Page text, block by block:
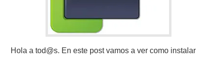
Hola a tod@s. En este post vamos a ver como instalar